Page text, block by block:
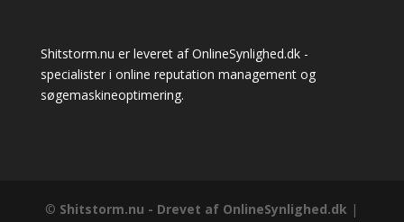
Shitstorm.nu er leveret af OnlineSynlighed.dk -
specialister i online reputation management og
søgemaskineoptimering.
© Shitstorm.nu - Drevet af OnlineSynlighed.dk |